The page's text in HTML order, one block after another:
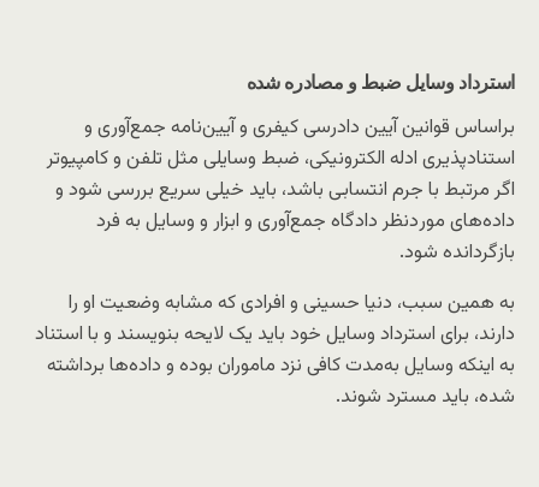
استرداد وسایل ضبط و مصادره شده
بر‌اساس قوانین آیین دادرسی کیفری و آیین‌نامه جمع‌آوری و
استنادپذیری ادله الکترونیکی، ضبط وسایلی مثل تلفن و کامپیوتر
اگر مرتبط با جرم انتسابی باشد، باید خیلی سریع بررسی شود و
داده‌های مور‌دنظر دادگاه جمع‌آوری و ابزار و وسایل به فرد
بازگردانده شود.
به همین سبب، دنیا حسینی و افرادی که مشابه وضعیت او را
دارند، برای استرداد وسایل خود باید یک لایحه بنویسند و با استناد
به اینکه وسایل به‌مدت کافی نزد ماموران بوده و داده‌ها برداشته
شده، باید مسترد شوند.